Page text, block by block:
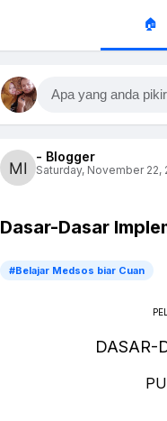
🏠
Apa yang anda
- Blogger
Saturday, November 22,
Dasar-Dasar
#Belajar Medsos biar Cuan
DASAR-